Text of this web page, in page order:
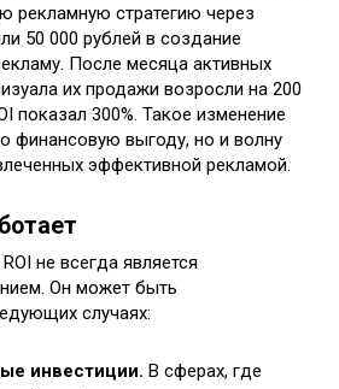
рекламную стратегию через
50 000 рублей в создание
После месяца активных
их продажи возросли на 200
показал 300%. Такое изменение
финансовую выгоду, но и волну
эффективной рекламой.
не всегда является
Он может быть
случаях:
инвестиции. В сферах, где